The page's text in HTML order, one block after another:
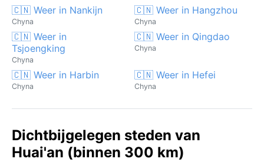
🇨🇳 Weer in Nankijn
Chyna
🇨🇳 Weer in Hangzhou
Chyna
🇨🇳 Weer in
Tsjoengking
Chyna
🇨🇳 Weer in Qingdao
Chyna
🇨🇳 Weer in Harbin
Chyna
🇨🇳 Weer in Hefei
Chyna
Dichtbijgelegen steden van
Huai'an (binnen 300 km)